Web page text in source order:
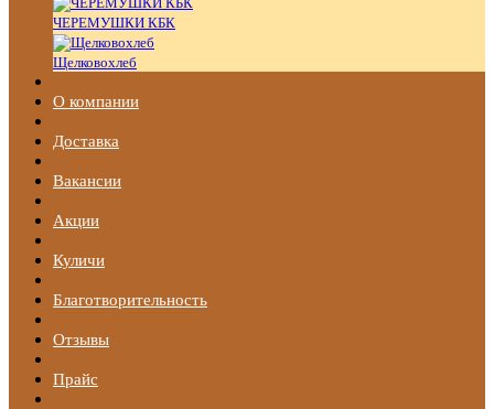
ЧЕРЕМУШКИ КБК
Щелковохлеб
О компании
Доставка
Вакансии
Акции
Куличи
Благотворительность
Отзывы
Прайс